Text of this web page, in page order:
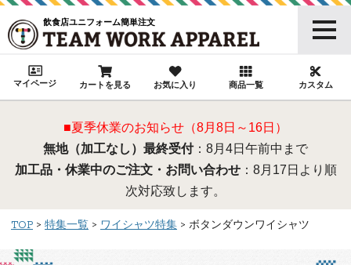
飲食店ユニフォーム簡単注文
マイページ カートを見る お気に入り 商品一覧 カスタム
■夏季休業のお知らせ（8月8日～16日）
無地（加工なし）最終受付：8月4日午前中まで
加工品・休業中のご注文・お問い合わせ：8月17日より順
次対応致します。
TOP 特集一覧 ワイシャツ特集 ボタンダウンワイシャツ